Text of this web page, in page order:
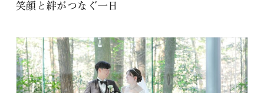
笑顔と絆がつなぐ一日